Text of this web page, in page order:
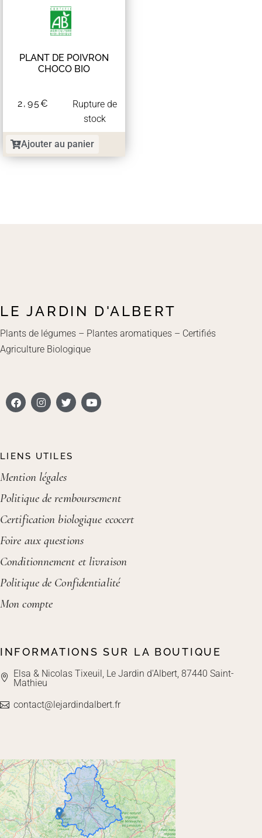
PLANT DE POIVRON
CHOCO BIO
2,95€
Rupture de
stock
Ajouter au panier
LE JARDIN D'ALBERT
Plants de légumes – Plantes aromatiques – Certifiés
Agriculture Biologique
LIENS UTILES
Mention légales
Politique de remboursement
Certification biologique ecocert
Foire aux questions
Conditionnement et livraison
Politique de Confidentialité
Mon compte
INFORMATIONS SUR LA BOUTIQUE
Elsa & Nicolas Tixeuil, Le Jardin d'Albert, 87440 Saint-
Mathieu
contact@lejardindalbert.fr